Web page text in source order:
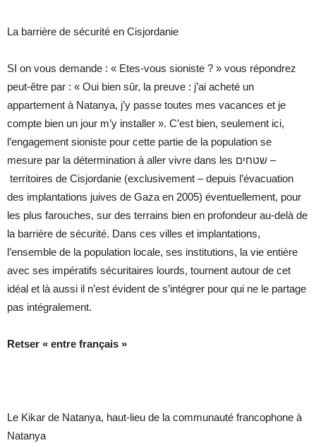
La barrière de sécurité en Cisjordanie
SI on vous demande : « Etes-vous sioniste ? » vous répondrez
peut-être par : « Oui bien sûr, la preuve : j’ai acheté un
appartement à Natanya, j’y passe toutes mes vacances et je
compte bien un jour m’y installer ». C’est bien, seulement ici,
l’engagement sioniste pour cette partie de la population se
mesure par la détermination à aller vivre dans les שטחים –
territoires de Cisjordanie (exclusivement – depuis l’évacuation
des implantations juives de Gaza en 2005) éventuellement, pour
les plus farouches, sur des terrains bien en profondeur au-delà de
la barrière de sécurité. Dans ces villes et implantations,
l’ensemble de la population locale, ses institutions, la vie entière
avec ses impératifs sécuritaires lourds, tournent autour de cet
idéal et là aussi il n’est évident de s’intégrer pour qui ne le partage
pas intégralement.
Retser « entre français »
Le Kikar de Natanya, haut-lieu de la communauté francophone à
Natanya